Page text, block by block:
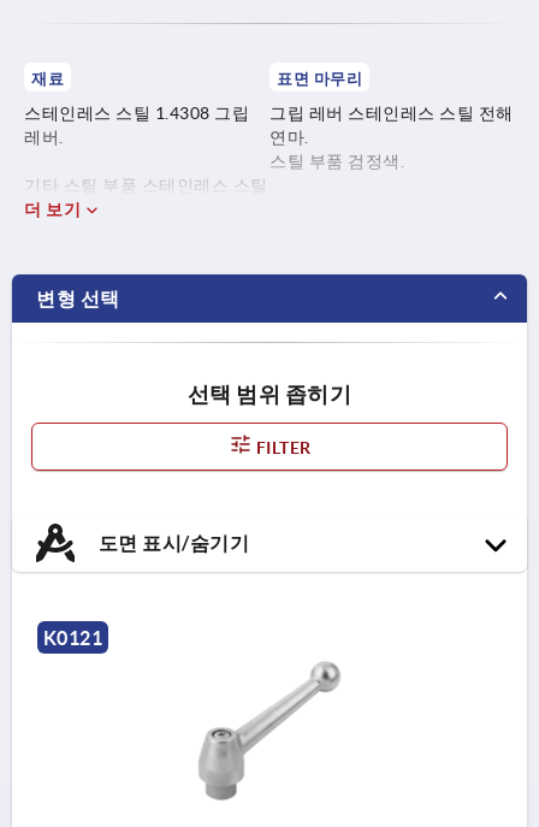
재료
스테인레스 스틸 1.4308 그립
레버.
기타 스틸 부품 스테인레스 스틸
1.4305.
표면 마무리
그립 레버 스테인레스 스틸 전해
연마.
스틸 부품 검정색.
더 보기
변형 선택
선택 범위 좁히기
FILTER
도면 표시/숨기기
K0121